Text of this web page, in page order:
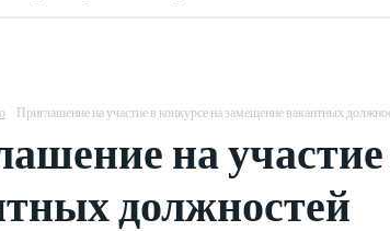
Приглашение на участие в конкурсе на замещение вакантных
на
должностей